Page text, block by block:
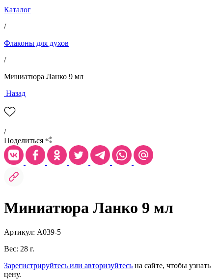
Каталог
/
Флаконы для духов
/
Миниатюра Ланко 9 мл
Назад
/
Поделиться
Миниатюра Ланко 9 мл
Артикул: А039-5
Вес: 28 г.
Зарегистрируйтесь или авторизуйтесь на сайте, чтобы узнать
цену.